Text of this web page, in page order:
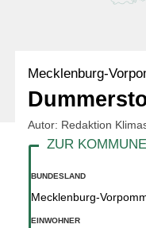
Mecklenburg-
Autor: Redaktion
BUNDESLAND
Mecklenburg-
EINWOHNER